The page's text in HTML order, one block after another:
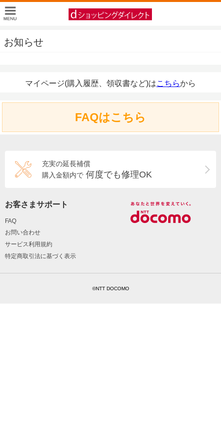
お知らせ
マイページ(購入履歴、領収書など)はこちらから
FAQはこちら
充実の延長補償
購入金額内で 何度でも修理OK
お客さまサポート
FAQ
お問い合わせ
サービス利用規約
特定商取引法に基づく表示
©NTT DOCOMO